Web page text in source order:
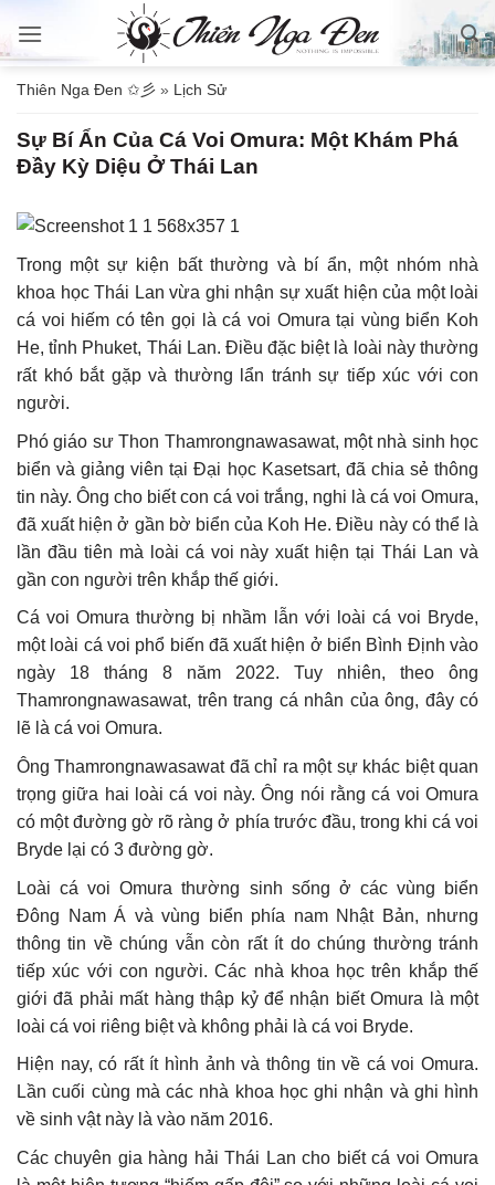
qua
dungThiên Nga Đen ✩彡 » Lịch Sử
Sự Bí Ẩn Của Cá Voi Omura: Một Khám Phá
Đầy Kỳ Diệu Ở Thái Lan
Trong một sự kiện bất thường và bí ẩn, một nhóm nhà
khoa học Thái Lan vừa ghi nhận sự xuất hiện của một loài
cá voi hiếm có tên gọi là cá voi Omura tại vùng biển Koh
He, tỉnh Phuket, Thái Lan. Điều đặc biệt là loài này thường
rất khó bắt gặp và thường lẩn tránh sự tiếp xúc với con
người.
Phó giáo sư Thon Thamrongnawasawat, một nhà sinh học
biển và giảng viên tại Đại học Kasetsart, đã chia sẻ thông
tin này. Ông cho biết con cá voi trắng, nghi là cá voi Omura,
đã xuất hiện ở gần bờ biển của Koh He. Điều này có thể là
lần đầu tiên mà loài cá voi này xuất hiện tại Thái Lan và
gần con người trên khắp thế giới.
Cá voi Omura thường bị nhầm lẫn với loài cá voi Bryde,
một loài cá voi phổ biến đã xuất hiện ở biển Bình Định vào
ngày 18 tháng 8 năm 2022. Tuy nhiên, theo ông
Thamrongnawasawat, trên trang cá nhân của ông, đây có
lẽ là cá voi Omura.
Ông Thamrongnawasawat đã chỉ ra một sự khác biệt quan
trọng giữa hai loài cá voi này. Ông nói rằng cá voi Omura
có một đường gờ rõ ràng ở phía trước đầu, trong khi cá voi
Bryde lại có 3 đường gờ.
Loài cá voi Omura thường sinh sống ở các vùng biển
Đông Nam Á và vùng biển phía nam Nhật Bản, nhưng
thông tin về chúng vẫn còn rất ít do chúng thường tránh
tiếp xúc với con người. Các nhà khoa học trên khắp thế
giới đã phải mất hàng thập kỷ để nhận biết Omura là một
loài cá voi riêng biệt và không phải là cá voi Bryde.
Hiện nay, có rất ít hình ảnh và thông tin về cá voi Omura.
Lần cuối cùng mà các nhà khoa học ghi nhận và ghi hình
về sinh vật này là vào năm 2016.
Các chuyên gia hàng hải Thái Lan cho biết cá voi Omura